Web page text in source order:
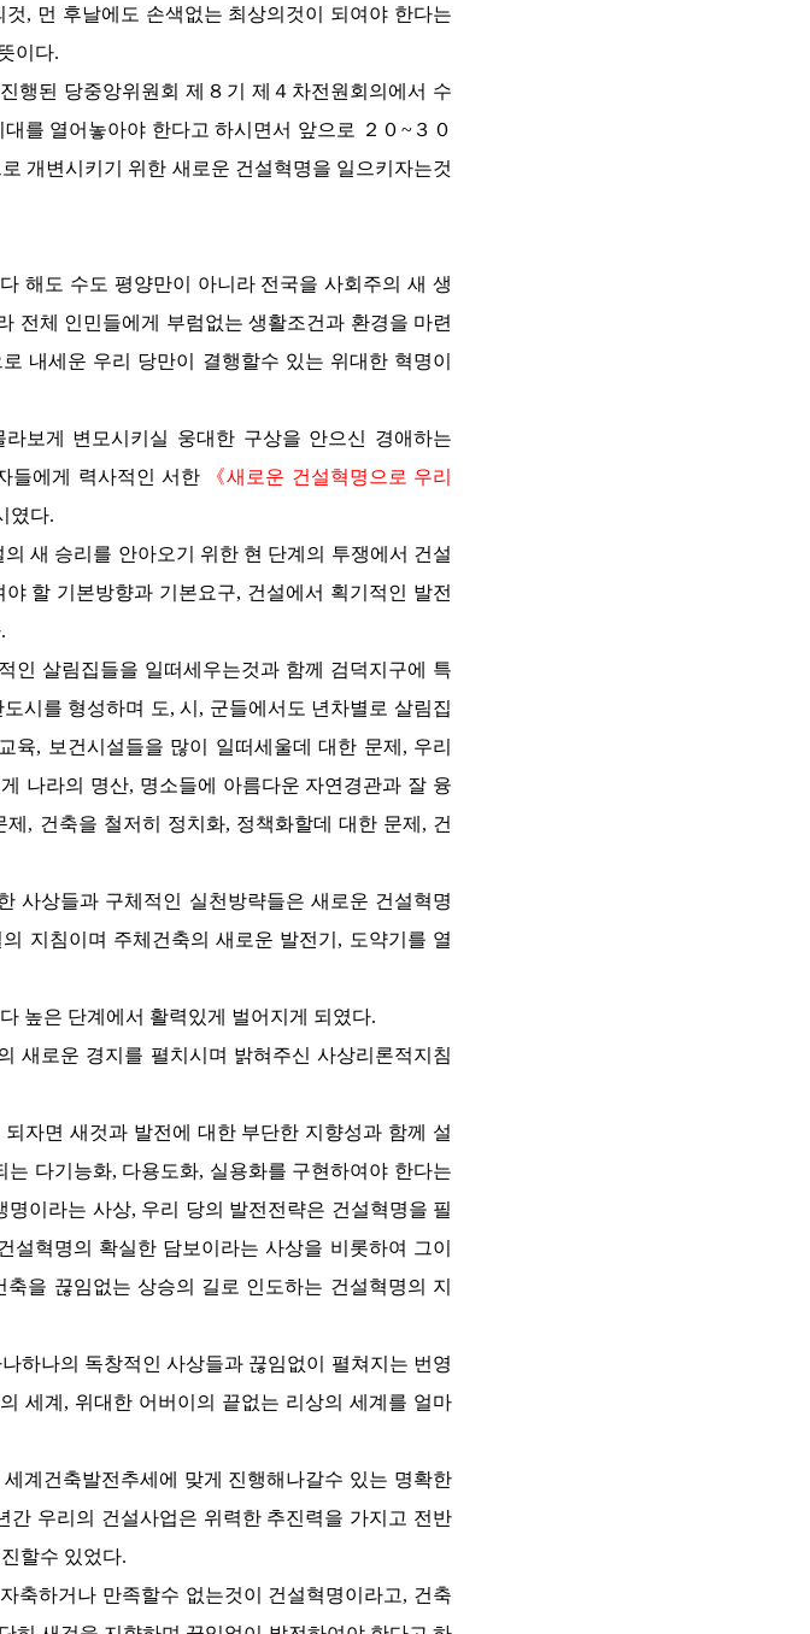
, 먼 후날에도 손색없는 최상의것이 되여야 한다는
이다.
행된 당중앙위원회 제８기 제４차전원회의에서 수
를 열어놓아야 한다고 하시면서 앞으로 ２０~３０
개변시키기 위한 새로운 건설혁명을 일으키자는것
해도 수도 평양만이 아니라 전국을 사회주의 새 생
전체 인민들에게 부럼없는 생활조건과 환경을 마련
내세운 우리 당만이 결행할수 있는 위대한혁명이
보게 변모시키실 웅대한 구상을 안으신 경애하는
들에게 력사적인 서한
《새로운 건설혁명으로 우리
였다.
새 승리를 안아오기 위한 현 단계의 투쟁에서 건설
할 기본방향과 기본요구, 건설에서 획기적인 발전
인 살림집들을 일떠세우는것과 함께 검덕지구에 특
시를 형성하며 도, 시, 군들에서도 년차별로 살림집
육, 보건시설들을 많이 일떠세울데 대한 문제, 우리
나라의 명산, 명소들에 아름다운 자연경관과 잘 융
, 건축을 철저히 정치화, 정책화할데 대한 문제, 건
사상들과 구체적인 실천방략들은 새로운 건설혁명
지침이며 주체건축의 새로운 발전기, 도약기를 열
높은 단계에서 활력있게 벌어지게 되였다.
새로운 경지를 펼치시며 밝혀주신 사상리론적지침
자면 새것과 발전에 대한 부단한 지향성과 함께 설
다기능화, 다용도화, 실용화를 구현하여야 한다는
이라는 사상, 우리 당의 발전전략은 건설혁명을 필
혁명의 확실한 담보이라는 사상을 비롯하여 그이
을 끊임없는 상승의 길로 인도하는 건설혁명의 지
하나의 독창적인 사상들과 끊임없이 펼쳐지는 번영
세계, 위대한 어버이의 끝없는 리상의 세계를 얼마
계건축발전추세에 맞게 진행해나갈수 있는 명확한
우리의 건설사업은 위력한 추진력을 가지고 전반
할수 있었다.
축하거나 만족할수 없는것이 건설혁명이라고, 건축